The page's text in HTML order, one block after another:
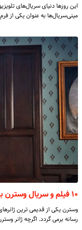
این روزها دنیای سریال‌های
مینی‌سریال‌ها به عنوان یکی از
۱۰ فیلم و سریال وسترن برتر ساخت نتفلیکس
وسترن یکی از قدیمی ترین
رسانه برمی گردد. اگرچه ژانر